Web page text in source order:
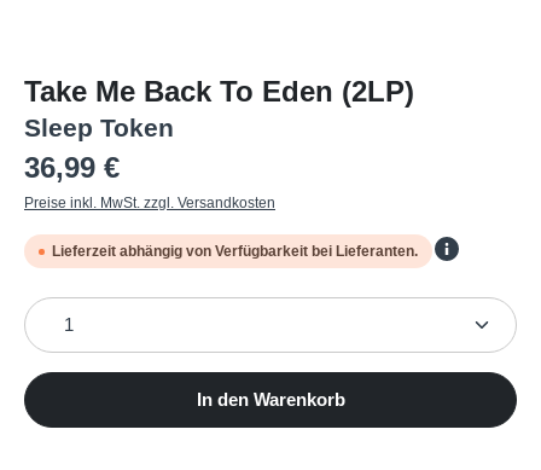
Take Me Back To Eden (2LP)
Sleep Token
Regulärer Preis:
36,99 €
Preise inkl. MwSt. zzgl. Versandkosten
Lieferzeit abhängig von Verfügbarkeit bei Lieferanten.
Produkt Anzahl: Gib den gewünschten Wert ein
In den Warenkorb